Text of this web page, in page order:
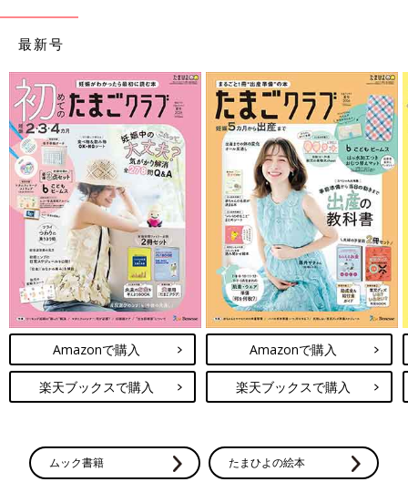
最新号
Amazonで購入
楽天ブックスで購入
Amazonで購入
楽天ブックスで購入
ムック書籍 たまひよの絵本